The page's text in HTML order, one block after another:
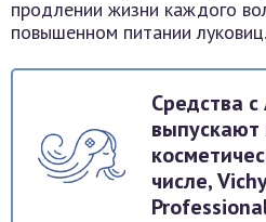
продлении жизни каждого
повышенном питании луковиц.
Средства
выпускают
числе,